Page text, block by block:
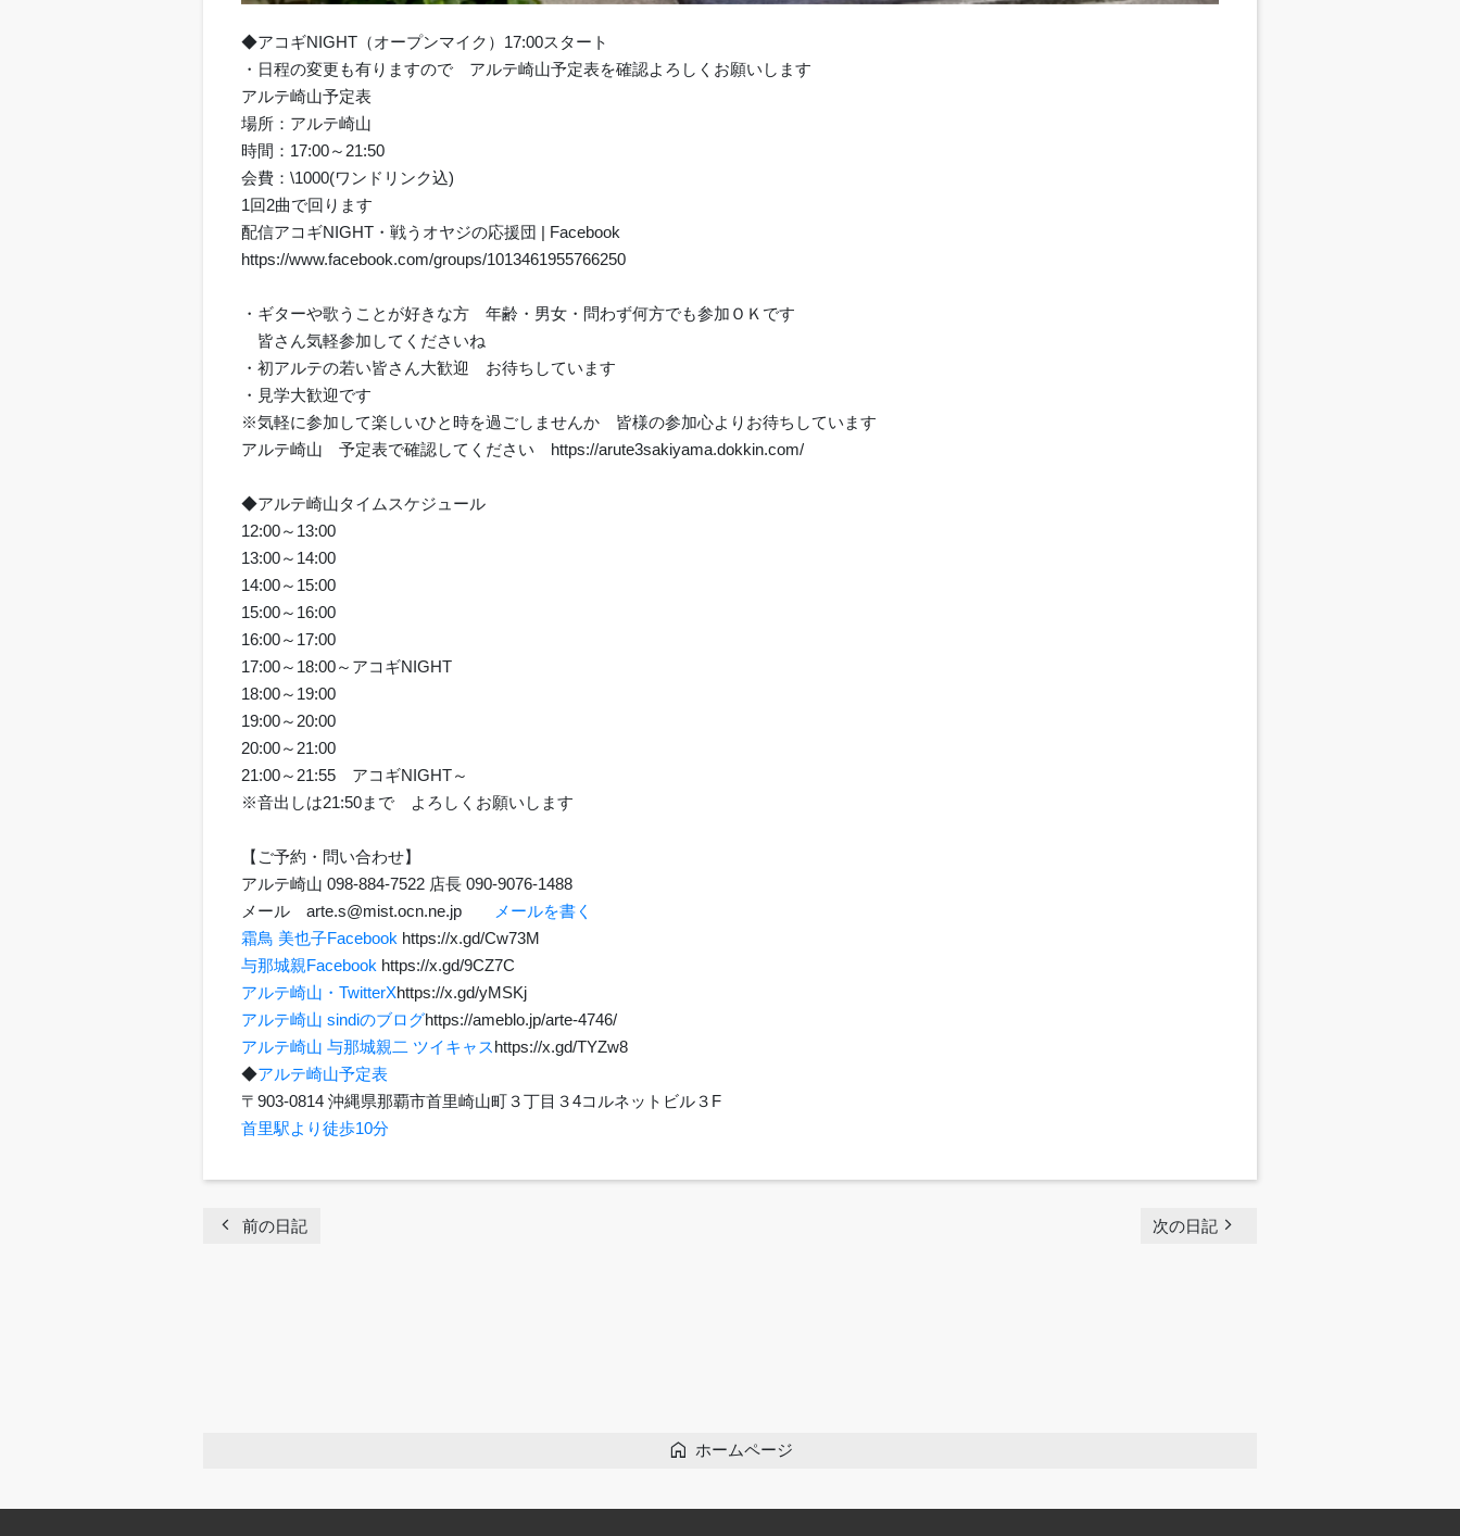
◆アコギNIGHT（オープンマイク）17:00スタート
・日程の変更も有りますので アルテ崎山予定表を確認よろしくお願いします
アルテ崎山予定表
場所：アルテ崎山
時間：17:00～21:50
会費：\1000(ワンドリンク込)
1回2曲で回ります
配信アコギNIGHT・戦うオヤジの応援団 | Facebook
https://www.facebook.com/groups/1013461955766250
・ギターや歌うことが好きな方 年齢・男女・問わず何方でも参加ＯＫです
皆さん気軽参加してくださいね
・初アルテの若い皆さん大歓迎 お待ちしています
・見学大歓迎です
※気軽に参加して楽しいひと時を過ごしませんか 皆様の参加心よりお待ちしています
アルテ崎山 予定表で確認してください https://arute3sakiyama.dokkin.com/
◆アルテ崎山タイムスケジュール
12:00～13:00
13:00～14:00
14:00～15:00
15:00～16:00
16:00～17:00
17:00～18:00～アコギNIGHT
18:00～19:00
19:00～20:00
20:00～21:00
21:00～21:55 アコギNIGHT～
※音出しは21:50まで よろしくお願いします
【ご予約・問い合わせ】
アルテ崎山 098-884-7522 店長 090-9076-1488
メール arte.s@mist.ocn.ne.jp
メールを書く
霜鳥 美也子Facebook https://x.gd/Cw73M
与那城親Facebook https://x.gd/9CZ7C
アルテ崎山・TwitterXhttps://x.gd/yMSKj
アルテ崎山 sindiのブログhttps://ameblo.jp/arte-4746/
アルテ崎山 与那城親二 ツイキャスhttps://x.gd/TYZw8
◆アルテ崎山予定表
〒903-0814 沖縄県那覇市首里崎山町３丁目３4コルネットビル３F
首里駅より徒歩10分
chevron_left 前の日記 次の日記navigate_next
home ホームページ